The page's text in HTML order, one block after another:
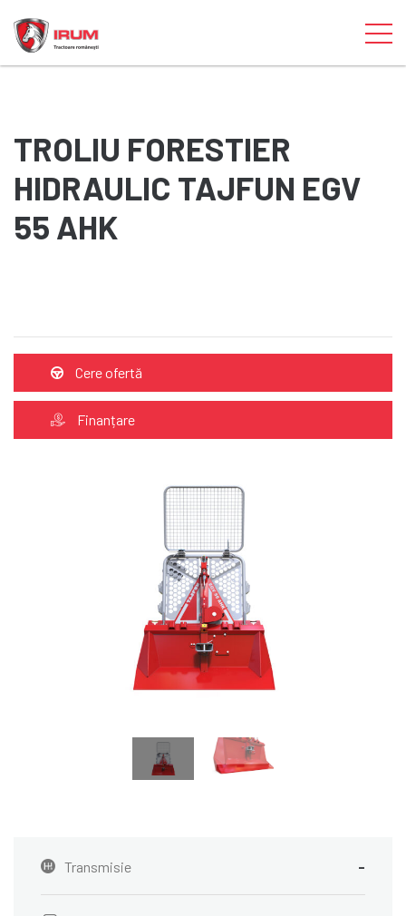
TROLIU FORESTIER
HIDRAULIC TAJFUN EGV
55 AHK
Cere ofertă
Finanțare
Transmisie -